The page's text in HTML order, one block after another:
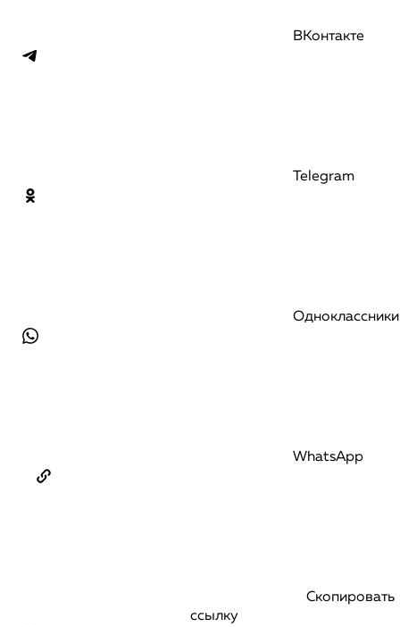
ВКонтакте
Telegram
Одноклассники
WhatsApp
Скопировать
ссылку